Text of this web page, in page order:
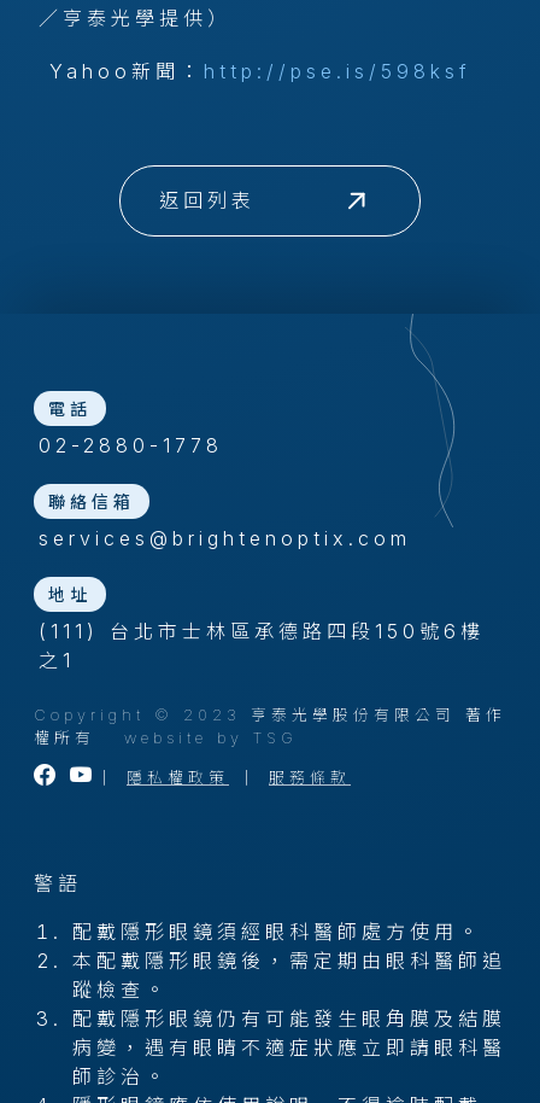
／亨泰光學提供）
Yahoo新聞： http://pse.is/598ksf
返回列表
電話
02-2880-1778
聯絡信箱
services@brightenoptix.com
地址
(111) 台北市士林區承德路四段150號6樓
之1
Copyright © 2023 亨泰光學股份有限公司 著作
權所有 website by TSG
隱私權政策 服務條款
警語
配戴隱形眼鏡須經眼科醫師處方使用。
本配戴隱形眼鏡後，需定期由眼科醫師追
蹤檢查。
配戴隱形眼鏡仍有可能發生眼角膜及結膜
病變，遇有眼睛不適症狀應立即請眼科醫
師診治。